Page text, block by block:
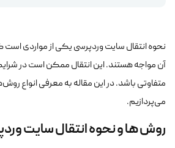
نحوه انتقال سایت وردپرسی یکی از مواردی است
آن مواجه هستند. این انتقال ممکن است در
متفاوتی باشد. در این مقاله به معرفی انواع
می‌پردازیم.
روش ها و نحوه‌ انتقال سایت